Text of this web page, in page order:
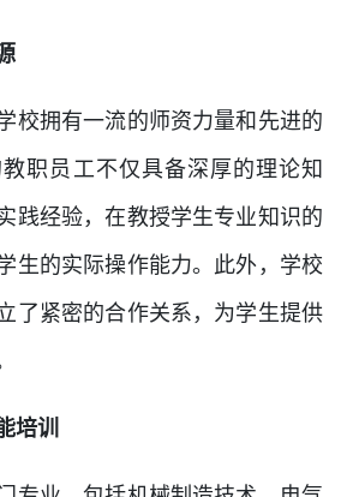
校拥有一流的师资力量和先进的
职员工不仅具备深厚的理论知
践经验，在教授学生专业知识的
生的实际操作能力。此外，学校
了紧密的合作关系，为学生提供
培训